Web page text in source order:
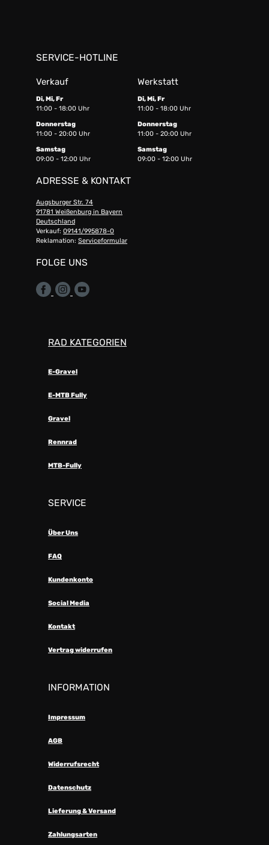
SERVICE-HOTLINE
Verkauf Werkstatt
Di, Mi, Fr
11:00 - 18:00 Uhr
Di, Mi, Fr
11:00 - 18:00 Uhr
Donnerstag
11:00 - 20:00 Uhr
Donnerstag
11:00 - 20:00 Uhr
Samstag
09:00 - 12:00 Uhr
Samstag
09:00 - 12:00 Uhr
ADRESSE & KONTAKT
Augsburger Str. 74
91781 Weißenburg in Bayern
Deutschland
Verkauf: 09141/995878-0
Reklamation: Serviceformular
FOLGE UNS
RAD KATEGORIEN
E-Gravel
E-MTB Fully
Gravel
Rennrad
MTB-Fully
SERVICE
Über Uns
FAQ
Kundenkonto
Social Media
Kontakt
Vertrag widerrufen
INFORMATION
Impressum
AGB
Widerrufsrecht
Datenschutz
Lieferung & Versand
Zahlungsarten